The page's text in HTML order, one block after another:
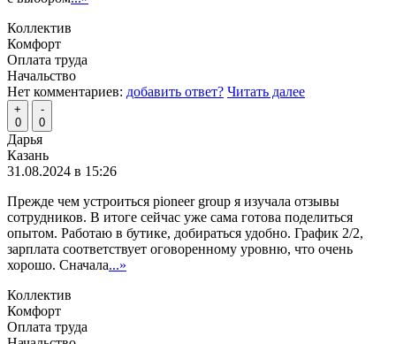
Коллектив
Комфорт
Оплата труда
Начальство
Нет комментариев: добавить ответ? Читать далее
+
0
-
0
Дарья
Казань
31.08.2024 в 15:26
Прежде чем устроиться pioneer group я изучала отзывы
сотрудников. В итоге сейчас уже сама готова поделиться
опытом. Работаю в бутике, добираться удобно. График 2/2,
зарплата соответствует оговоренному уровню, что очень
хорошо. Сначала...»
Коллектив
Комфорт
Оплата труда